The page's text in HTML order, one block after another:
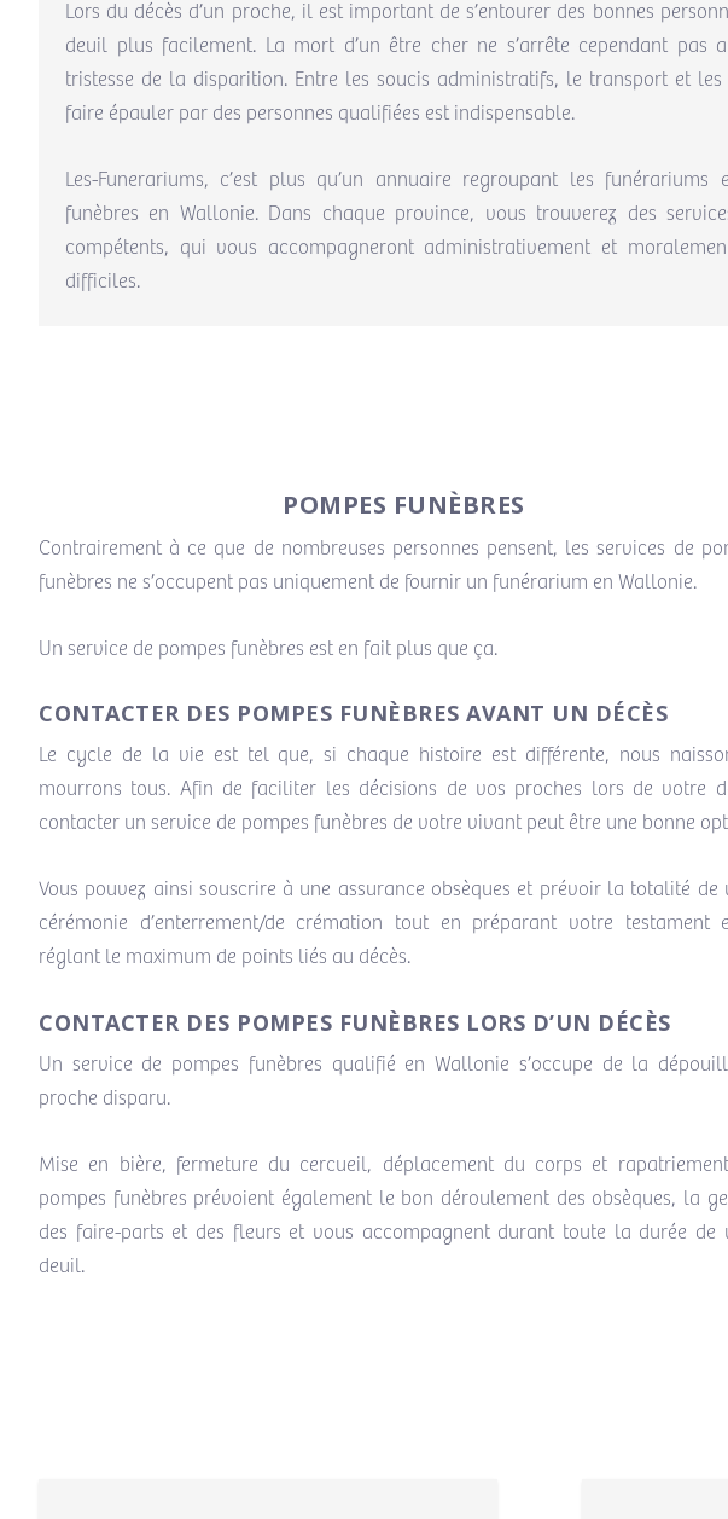
Lors du décès d’un proche, il est important de s’entourer des bonnes
deuil plus facilement. La mort d’un être cher ne s’arrête cependant pas
tristesse de la disparition. Entre les soucis administratifs, le transport et les
faire épauler par des personnes qualifiées est indispensable.
Les-Funerariums, c’est plus qu’un annuaire regroupant les funérariums
funèbres en Wallonie. Dans chaque province, vous trouverez des
compétents, qui vous accompagneront administrativement et
difficiles.
POMPES FUNÈBRES
Contrairement à ce que de nombreuses personnes pensent, les services de
funèbres ne s’occupent pas uniquement de fournir un funérarium en Wallonie.
Un service de pompes funèbres est en fait plus que ça.
CONTACTER DES POMPES FUNÈBRES AVANT UN DÉCÈS
Le cycle de la vie est tel que, si chaque histoire est différente, nous
mourrons tous. Afin de faciliter les décisions de vos proches lors de votre
contacter un service de pompes funèbres de votre vivant peut être une bonne
Vous pouvez ainsi souscrire à une assurance obsèques et prévoir la totalité de
cérémonie d’enterrement/de crémation tout en préparant votre testament
réglant le maximum de points liés au décès.
CONTACTER DES POMPES FUNÈBRES LORS D’UN DÉCÈS
Un service de pompes funèbres qualifié en Wallonie s’occupe de la
proche disparu.
Mise en bière, fermeture du cercueil, déplacement du corps et
pompes funèbres prévoient également le bon déroulement des obsèques, la
des faire-parts et des fleurs et vous accompagnent durant toute la durée de
deuil.